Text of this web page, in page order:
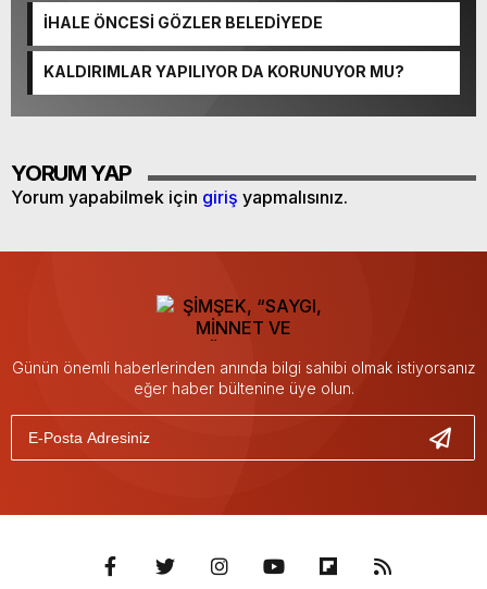
İHALE ÖNCESİ GÖZLER BELEDİYEDE
KALDIRIMLAR YAPILIYOR DA KORUNUYOR MU?
YORUM YAP
Yorum yapabilmek için giriş yapmalısınız.
Günün önemli haberlerinden anında bilgi sahibi olmak istiyorsanız
eğer haber bültenine üye olun.